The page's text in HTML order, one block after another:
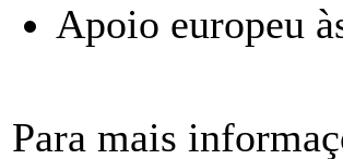
Apoio europeu
Para mais